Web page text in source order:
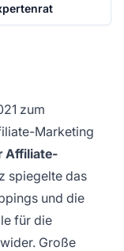
zum
Marketing
Affiliate-
spiegelte das
und die
für die
Große